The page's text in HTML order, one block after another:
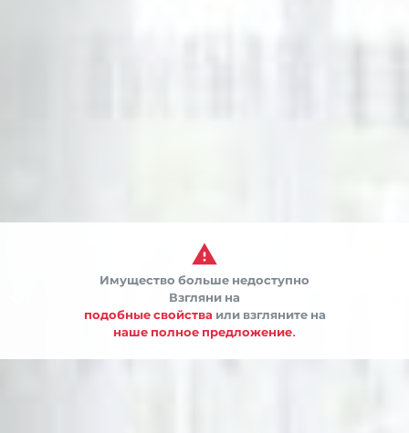

Имущество больше недоступно
Взгляни на
подобные свойства или взгляните на
наше полное предложение.